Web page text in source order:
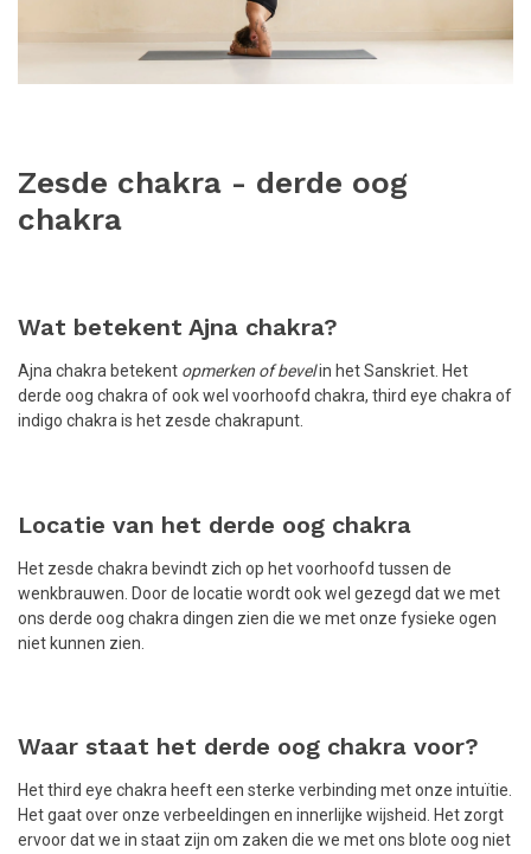
Zesde chakra - derde oog
chakra
Wat betekent Ajna chakra?
Ajna chakra betekent opmerken of bevelin het Sanskriet. Het
derde oog chakra of ook wel voorhoofd chakra, third eye chakra of
indigo chakra is het zesde chakrapunt.
Locatie van het derde oog chakra
Het zesde chakra bevindt zich op het voorhoofd tussen de
wenkbrauwen. Door de locatie wordt ook wel gezegd dat we met
ons derde oog chakra dingen zien die we met onze fysieke ogen
niet kunnen zien.
Waar staat het derde oog chakra voor?
Het third eye chakra heeft een sterke verbinding met onze intuïtie.
Het gaat over onze verbeeldingen en innerlijke wijsheid. Het zorgt
ervoor dat we in staat zijn om zaken die we met ons blote oog niet